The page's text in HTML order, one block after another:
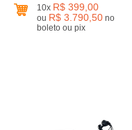
10x R$ 399,00
ou R$ 3.790,50 no
boleto ou pix